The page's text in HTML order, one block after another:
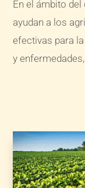
En el ámbito
ayudan a los
efectivas para
y